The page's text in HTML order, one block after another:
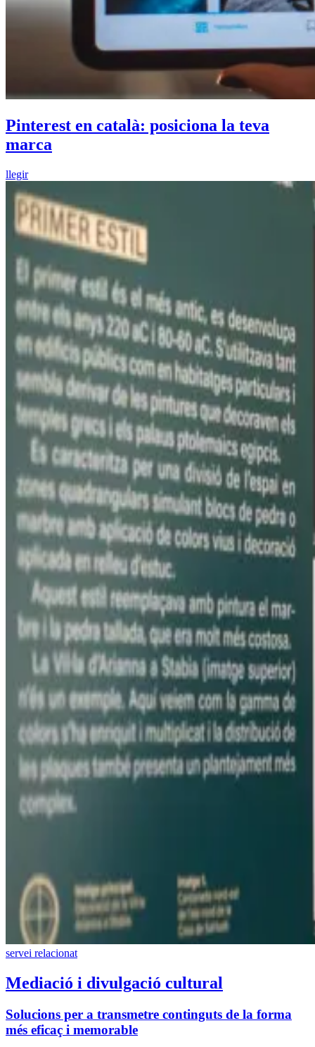
Pinterest en català: posiciona la teva
marca
llegir
servei relacionat
Mediació i divulgació cultural
Solucions per a transmetre continguts de la forma
més eficaç i memorable